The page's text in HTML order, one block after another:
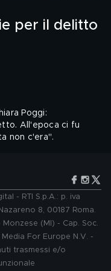
per il delitto
Poggi:
All'epoca ci fu
non c'era".
- RTI S.p.A.: p. iva
8, 00187 Roma.
(MI) - Cap. Soc.
For Europe N.V. -
trasmessi e/o